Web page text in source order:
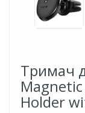
Тримач
Holder